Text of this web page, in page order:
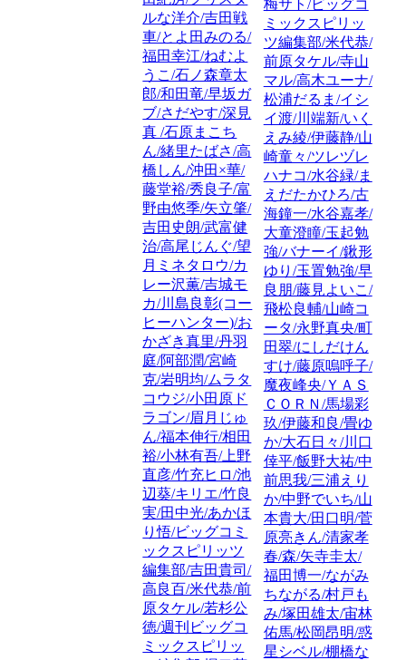
ルな洋介/吉田戦
車/とよ田みのる/
福田幸江/ねむよ
うこ/石ノ森章太
郎/和田竜/早坂ガ
ブ/さだやす/深見
真 /石原まこち
ん/緒里たばさ/高
橋しん/沖田×華/
藤堂裕/秀良子/富
野由悠季/矢立肇/
吉田史朗/武富健
治/高尾じんぐ/望
月ミネタロウ/カ
レー沢薫/吉城モ
カ/川島良彰(コー
ヒーハンター)/お
かざき真里/丹羽
庭/阿部潤/宮崎
克/岩明均/ムラタ
コウジ/小田原ド
ラゴン/眉月じゅ
ん/福本伸行/相田
裕/小林有吾/上野
直彦/竹充ヒロ/池
辺葵/キリエ/竹良
実/田中光/あかほ
り悟/ビッグコミ
ックスピリッツ
編集部/吉田貴司/
高良百/米代恭/前
原タケル/若杉公
徳/週刊ビッグコ
ミックスピリッ
梅サト/ビッグコ
ミックスピリッ
ツ編集部/米代恭/
前原タケル/寺山
マル/高木ユーナ/
松浦だるま/イシ
イ渡/川端新/いく
えみ綾/伊藤静/山
崎童々/ツレヅレ
ハナコ/水谷緑/ま
えだたかひろ/古
海鐘一/水谷嘉孝/
大童澄瞳/玉起勉
強/バナーイ/鍬形
ゆり/玉置勉強/早
良朋/藤見よいこ/
飛松良輔/山崎コ
ータ/永野真央/町
田翠/にしだけん
すけ/藤原嗚呼子/
魔夜峰央/ＹＡＳ
ＣＯＲＮ/馬場彩
玖/伊藤和良/畳ゆ
か/大石日々/川口
倖平/飯野大祐/中
前思我/三浦えり
か/中野でいち/山
本貴大/田口明/菅
原亮きん/清家孝
春/森/矢寺圭太/
福田博一/ながみ
ちながる/村戸も
み/塚田雄太/宙林
佑馬/松岡昂明/惑
星シベル/棚橋な